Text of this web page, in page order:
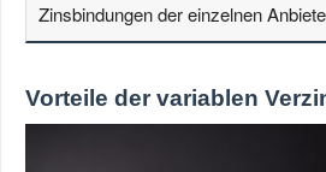
Zinsbindungen der einzelnen
Vorteile der variablen